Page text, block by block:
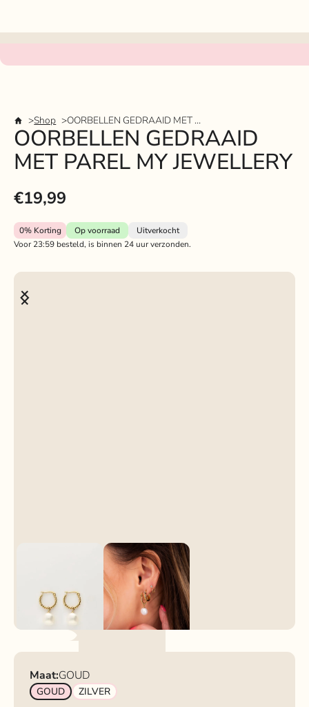
Shop OORBELLEN GEDRAAID MET PAREL MY JEWELLERY
OORBELLEN GEDRAAID
MET PAREL MY JEWELLERY
€19,99
0%Korting Op voorraad
Uitverkocht
Voor 23:59 besteld, is binnen 24 uur verzonden.
Maat:GOUD
GOUD ZILVER